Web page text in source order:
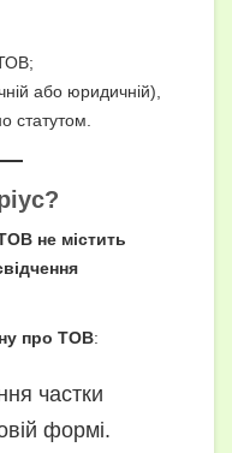
або юридичній),
статутом.
не містить
про ТОВ:
частки
формі.